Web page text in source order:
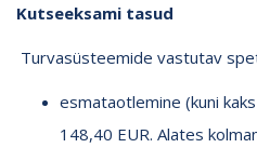
Kutseeksami tasud
Turvasüsteemide vastutav
esmataotlemine (kuni
148,40 EUR. Alates